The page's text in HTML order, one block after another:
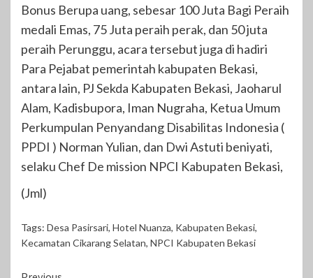
Bonus Berupa uang, sebesar 100 Juta Bagi Peraih
medali Emas, 75 Juta peraih perak, dan 50 juta
peraih Perunggu, acara tersebut juga di hadiri
Para Pejabat pemerintah kabupaten Bekasi,
antara lain, PJ Sekda Kabupaten Bekasi, Jaoharul
Alam, Kadisbupora, Iman Nugraha, Ketua Umum
Perkumpulan Penyandang Disabilitas Indonesia (
PPDI ) Norman Yulian, dan Dwi Astuti beniyati,
selaku Chef De mission NPCI Kabupaten Bekasi,
(Jml)
Tags: Desa Pasirsari, Hotel Nuanza, Kabupaten Bekasi,
Kecamatan Cikarang Selatan, NPCI Kabupaten Bekasi